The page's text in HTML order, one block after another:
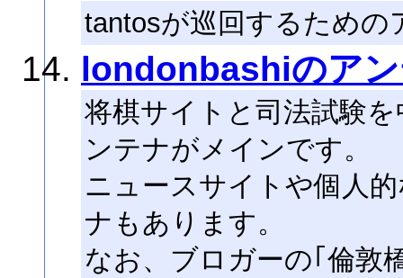
tantosが巡回するための
londonbashiのア
将棋サイトと司法試験
ンテナがメインです。
ニュースサイトや個人
ナもあります。
なお、ブロガーの｢倫敦